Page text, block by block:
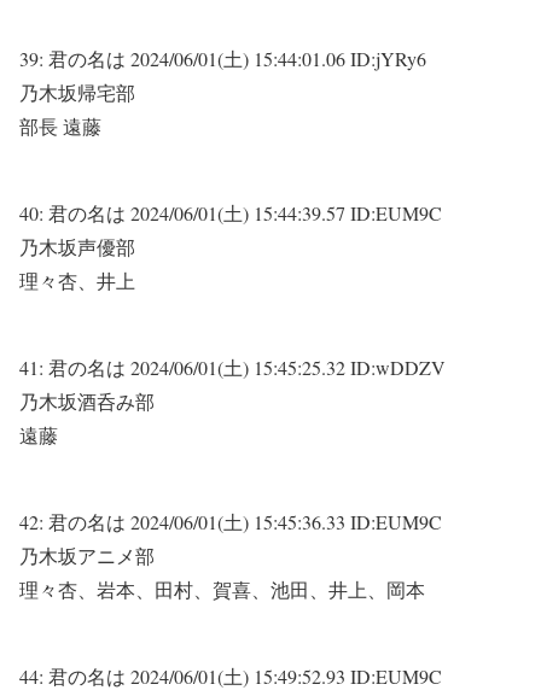
39: 君の名は 2024/06/01(土) 15:44:01.06 ID:jYRy6
乃木坂帰宅部
部長 遠藤
40: 君の名は 2024/06/01(土) 15:44:39.57 ID:EUM9C
乃木坂声優部
理々杏、井上
41: 君の名は 2024/06/01(土) 15:45:25.32 ID:wDDZV
乃木坂酒呑み部
遠藤
42: 君の名は 2024/06/01(土) 15:45:36.33 ID:EUM9C
乃木坂アニメ部
理々杏、岩本、田村、賀喜、池田、井上、岡本
44: 君の名は 2024/06/01(土) 15:49:52.93 ID:EUM9C